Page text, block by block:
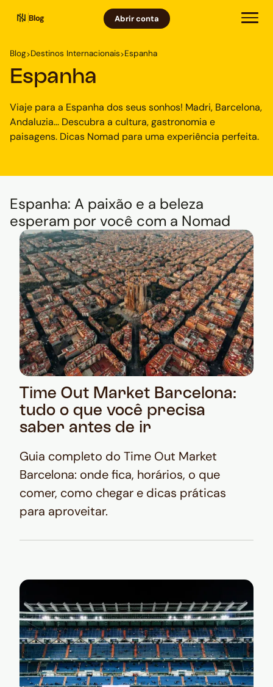
Blog Abrir conta
Blog>Destinos Internacionais>Espanha
Espanha
Viaje para a Espanha dos seus sonhos! Madri, Barcelona,
Andaluzia... Descubra a cultura, gastronomia e
paisagens. Dicas Nomad para uma experiência perfeita.
Espanha: A paixão e a beleza
esperam por você com a Nomad
Time Out Market Barcelona:
tudo o que você precisa
saber antes de ir
Guia completo do Time Out Market
Barcelona: onde fica, horários, o que
comer, como chegar e dicas práticas
para aproveitar.